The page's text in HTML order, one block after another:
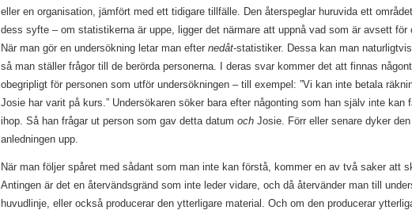
eller en organisation, jämfört med ett tidigare tillfälle. Den återspeglar huruvida ett
dess syfte – om statistikerna är uppe, ligger det närmare att uppnå vad som är avsett för
När man gör en undersökning letar man efter nedåt-statistiker. Dessa kan man
så man ställer frågor till de berörda personerna. I deras svar kommer det att finnas
obegripligt för personen som utför undersökningen – till exempel: ”Vi kan inte betala
Josie har varit på kurs.” Undersökaren söker bara efter någonting som han själv inte kan
ihop. Så han frågar ut person som gav detta datum och Josie. Förr eller senare dyker
anledningen upp.
När man följer spåret med sådant som man inte kan förstå, kommer en av två saker att
Antingen är det en återvändsgränd som inte leder vidare, och då återvänder man till
huvudlinje, eller också producerar den ytterligare material. Och om den producerar